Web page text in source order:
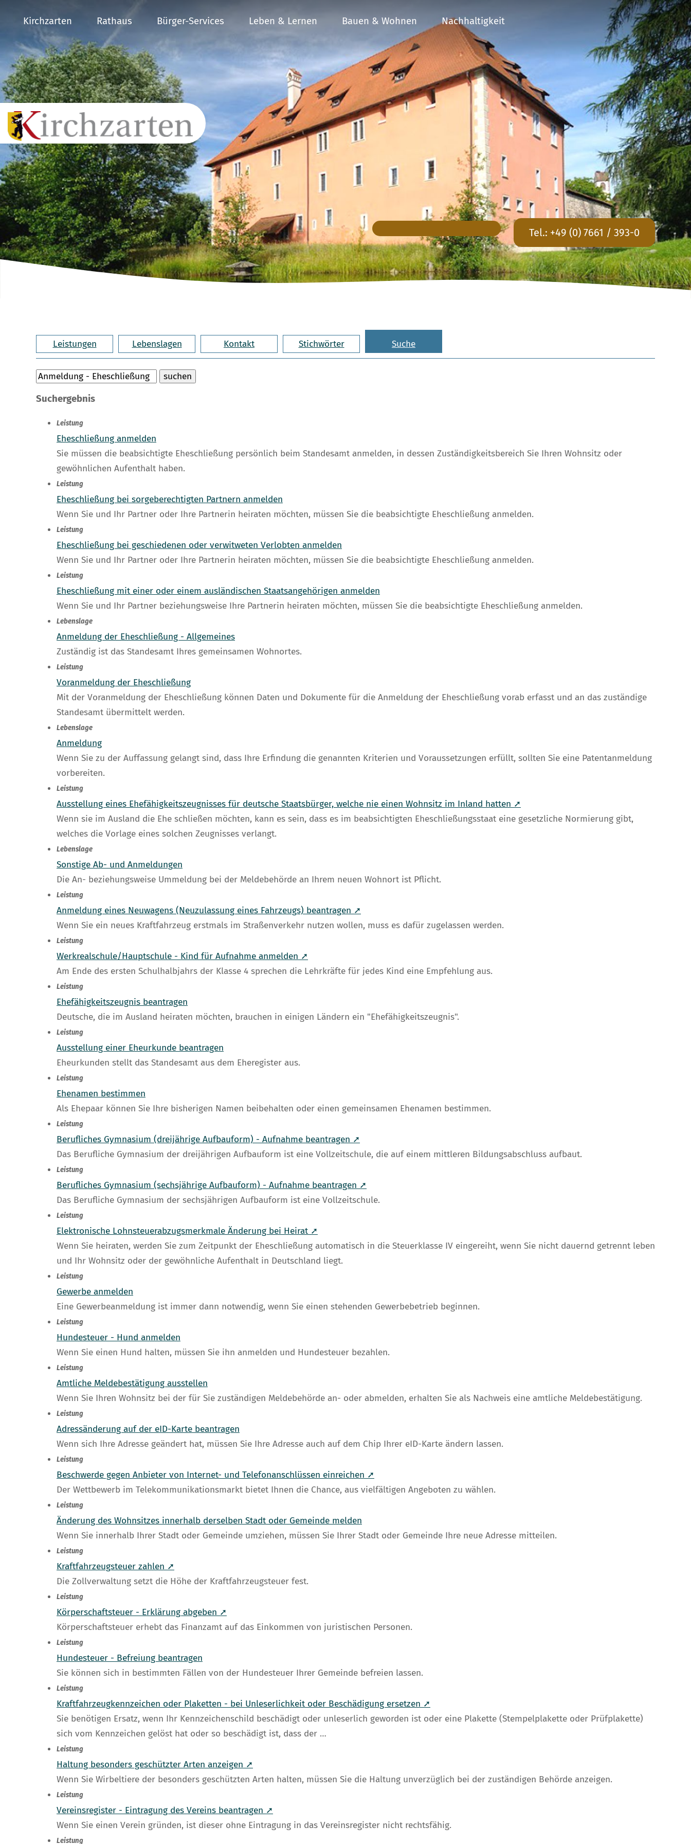
Kirchzarten Rathaus Bürger-Services Leben & Lernen Bauen & Wohnen Nachhaltigkeit
Tel.: +49 (0) 7661 / 393-0
Leistungen Lebenslagen Kontakt Stichwörter Suche
Suchergebnis
Leistung
Eheschließung anmelden
Sie müssen die beabsichtigte Eheschließung persönlich beim Standesamt anmelden, in dessen Zuständigkeitsbereich Sie Ihren Wohnsitz oder
gewöhnlichen Aufenthalt haben.
Leistung
Eheschließung bei sorgeberechtigten Partnern anmelden
Wenn Sie und Ihr Partner oder Ihre Partnerin heiraten möchten, müssen Sie die beabsichtigte Eheschließung anmelden.
Leistung
Eheschließung bei geschiedenen oder verwitweten Verlobten anmelden
Wenn Sie und Ihr Partner oder Ihre Partnerin heiraten möchten, müssen Sie die beabsichtigte Eheschließung anmelden.
Leistung
Eheschließung mit einer oder einem ausländischen Staatsangehörigen anmelden
Wenn Sie und Ihr Partner beziehungsweise Ihre Partnerin heiraten möchten, müssen Sie die beabsichtigte Eheschließung anmelden.
Lebenslage
Anmeldung der Eheschließung - Allgemeines
Zuständig ist das Standesamt Ihres gemeinsamen Wohnortes.
Leistung
Voranmeldung der Eheschließung
Mit der Voranmeldung der Eheschließung können Daten und Dokumente für die Anmeldung der Eheschließung vorab erfasst und an das zuständige
Standesamt übermittelt werden.
Lebenslage
Anmeldung
Wenn Sie zu der Auffassung gelangt sind, dass Ihre Erfindung die genannten Kriterien und Voraussetzungen erfüllt, sollten Sie eine Patentanmeldung
vorbereiten.
Leistung
Ausstellung eines Ehefähigkeitszeugnisses für deutsche Staatsbürger, welche nie einen Wohnsitz im Inland hatten ➚
Wenn sie im Ausland die Ehe schließen möchten, kann es sein, dass es im beabsichtigten Eheschließungsstaat eine gesetzliche Normierung gibt,
welches die Vorlage eines solchen Zeugnisses verlangt.
Lebenslage
Sonstige Ab- und Anmeldungen
Die An- beziehungsweise Ummeldung bei der Meldebehörde an Ihrem neuen Wohnort ist Pflicht.
Leistung
Anmeldung eines Neuwagens (Neuzulassung eines Fahrzeugs) beantragen ➚
Wenn Sie ein neues Kraftfahrzeug erstmals im Straßenverkehr nutzen wollen, muss es dafür zugelassen werden.
Leistung
Werkrealschule/Hauptschule - Kind für Aufnahme anmelden ➚
Am Ende des ersten Schulhalbjahrs der Klasse 4 sprechen die Lehrkräfte für jedes Kind eine Empfehlung aus.
Leistung
Ehefähigkeitszeugnis beantragen
Deutsche, die im Ausland heiraten möchten, brauchen in einigen Ländern ein "Ehefähigkeitszeugnis".
Leistung
Ausstellung einer Eheurkunde beantragen
Eheurkunden stellt das Standesamt aus dem Eheregister aus.
Leistung
Ehenamen bestimmen
Als Ehepaar können Sie Ihre bisherigen Namen beibehalten oder einen gemeinsamen Ehenamen bestimmen.
Leistung
Berufliches Gymnasium (dreijährige Aufbauform) - Aufnahme beantragen ➚
Das Berufliche Gymnasium der dreijährigen Aufbauform ist eine Vollzeitschule, die auf einem mittleren Bildungsabschluss aufbaut.
Leistung
Berufliches Gymnasium (sechsjährige Aufbauform) - Aufnahme beantragen ➚
Das Berufliche Gymnasium der sechsjährigen Aufbauform ist eine Vollzeitschule.
Leistung
Elektronische Lohnsteuerabzugsmerkmale Änderung bei Heirat ➚
Wenn Sie heiraten, werden Sie zum Zeitpunkt der Eheschließung automatisch in die Steuerklasse IV eingereiht, wenn Sie nicht dauernd getrennt leben
und Ihr Wohnsitz oder der gewöhnliche Aufenthalt in Deutschland liegt.
Leistung
Gewerbe anmelden
Eine Gewerbeanmeldung ist immer dann notwendig, wenn Sie einen stehenden Gewerbebetrieb beginnen.
Leistung
Hundesteuer - Hund anmelden
Wenn Sie einen Hund halten, müssen Sie ihn anmelden und Hundesteuer bezahlen.
Leistung
Amtliche Meldebestätigung ausstellen
Wenn Sie Ihren Wohnsitz bei der für Sie zuständigen Meldebehörde an- oder abmelden, erhalten Sie als Nachweis eine amtliche Meldebestätigung.
Leistung
Adressänderung auf der eID-Karte beantragen
Wenn sich Ihre Adresse geändert hat, müssen Sie Ihre Adresse auch auf dem Chip Ihrer eID-Karte ändern lassen.
Leistung
Beschwerde gegen Anbieter von Internet- und Telefonanschlüssen einreichen ➚
Der Wettbewerb im Telekommunikationsmarkt bietet Ihnen die Chance, aus vielfältigen Angeboten zu wählen.
Leistung
Änderung des Wohnsitzes innerhalb derselben Stadt oder Gemeinde melden
Wenn Sie innerhalb Ihrer Stadt oder Gemeinde umziehen, müssen Sie Ihrer Stadt oder Gemeinde Ihre neue Adresse mitteilen.
Leistung
Kraftfahrzeugsteuer zahlen ➚
Die Zollverwaltung setzt die Höhe der Kraftfahrzeugsteuer fest.
Leistung
Körperschaftsteuer - Erklärung abgeben ➚
Körperschaftsteuer erhebt das Finanzamt auf das Einkommen von juristischen Personen.
Leistung
Hundesteuer - Befreiung beantragen
Sie können sich in bestimmten Fällen von der Hundesteuer Ihrer Gemeinde befreien lassen.
Leistung
Kraftfahrzeugkennzeichen oder Plaketten - bei Unleserlichkeit oder Beschädigung ersetzen ➚
Sie benötigen Ersatz, wenn Ihr Kennzeichenschild beschädigt oder unleserlich geworden ist oder eine Plakette (Stempelplakette oder Prüfplakette)
sich vom Kennzeichen gelöst hat oder so beschädigt ist, dass der …
Leistung
Haltung besonders geschützter Arten anzeigen ➚
Wenn Sie Wirbeltiere der besonders geschützten Arten halten, müssen Sie die Haltung unverzüglich bei der zuständigen Behörde anzeigen.
Leistung
Vereinsregister - Eintragung des Vereins beantragen ➚
Wenn Sie einen Verein gründen, ist dieser ohne Eintragung in das Vereinsregister nicht rechtsfähig.
Leistung